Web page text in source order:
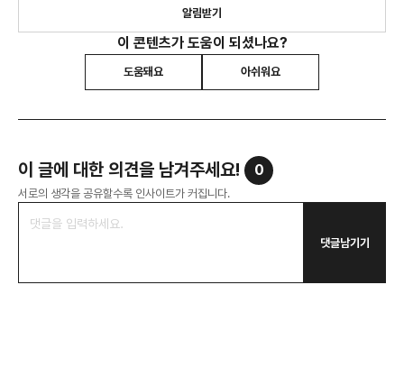
알림받기
이 콘텐츠가 도움이 되셨나요?
도움돼요 아쉬워요
이 글에 대한 의견을 남겨주세요! 0
서로의 생각을 공유할수록 인사이트가 커집니다.
댓글남기기